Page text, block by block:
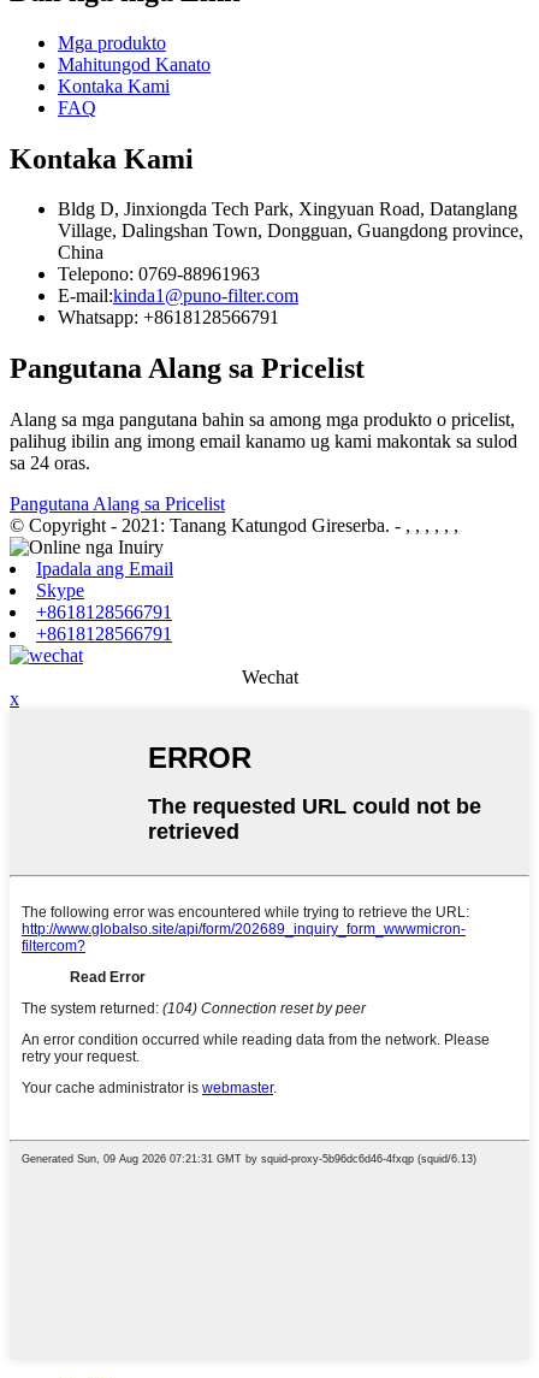
Mga produkto
Mahitungod Kanato
Kontaka Kami
FAQ
Kontaka Kami
Bldg D, Jinxiongda Tech Park, Xingyuan Road, Datanglang
Village, Dalingshan Town, Dongguan, Guangdong province,
China
Telepono: 0769-88961963
E-mail:kinda1@puno-filter.com
Whatsapp: +8618128566791
Pangutana Alang sa Pricelist
Alang sa mga pangutana bahin sa among mga produkto o pricelist,
palihug ibilin ang imong email kanamo ug kami makontak sa sulod
sa 24 oras.
Pangutana Alang sa Pricelist
© Copyright - 2021: Tanang Katungod Gireserba. - , , , , , ,
Ipadala ang Email
Skype
+8618128566791
+8618128566791
Wechat
x